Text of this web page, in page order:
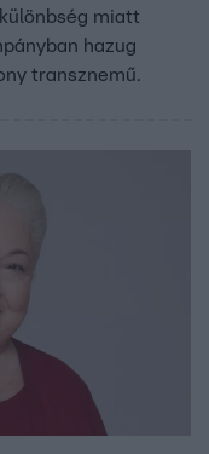
miatt
hazug
transznemű.